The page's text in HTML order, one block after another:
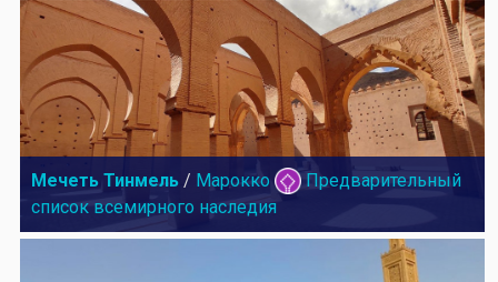
Мечеть Тинмель / Марокко
Предварительный
список всемирного наследия